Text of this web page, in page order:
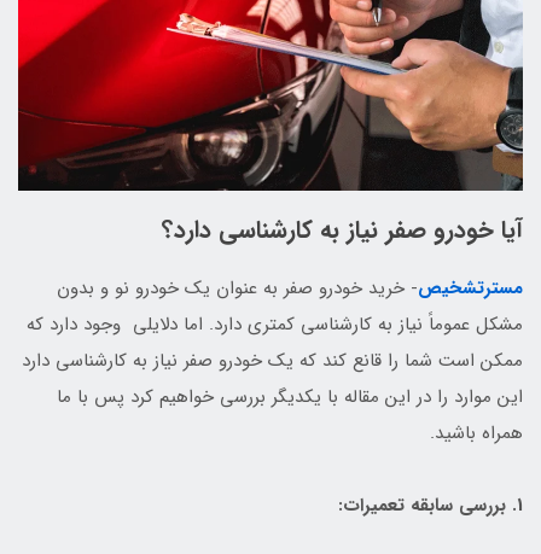
آیا خودرو صفر نیاز به کارشناسی دارد؟
مسترتشخیص- خرید خودرو صفر به عنوان یک خودرو نو و بدون
مشکل عموماً نیاز به کارشناسی کمتری دارد. اما دلایلی وجود دارد که
ممکن است شما را قانع کند که یک خودرو صفر نیاز به کارشناسی دارد
این موارد را در این مقاله با یکدیگر بررسی خواهیم کرد پس با ما
همراه باشید.
1. بررسی سابقه تعمیرات: